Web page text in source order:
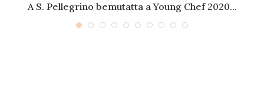
A S. Pellegrino bemutatta a Young Chef 2020...